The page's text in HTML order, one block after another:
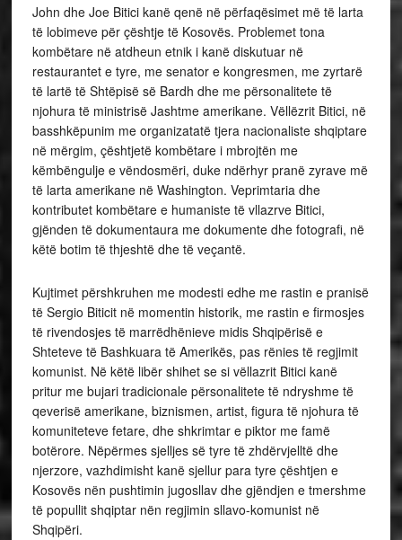
John dhe Joe Bitici kanë qenë në përfaqësimet më të larta
të lobimeve për çështje të Kosovës. Problemet tona
kombëtare në atdheun etnik i kanë diskutuar në
restaurantet e tyre, me senator e kongresmen, me zyrtarë
të lartë të Shtëpisë së Bardh dhe me përsonalitete të
njohura të ministrisë Jashtme amerikane. Vëllëzrit Bitici, në
basshkëpunim me organizatatë tjera nacionaliste shqiptare
në mërgim, çështjetë kombëtare i mbrojtën me
këmbëngulje e vëndosmëri, duke ndërhyr pranë zyrave më
të larta amerikane në Washington. Veprimtaria dhe
kontributet kombëtare e humaniste të vllazrve Bitici,
gjënden të dokumentaura me dokumente dhe fotografi, në
këtë botim të thjeshtë dhe të veçantë.
Kujtimet përshkruhen me modesti edhe me rastin e pranisë
të Sergio Biticit në momentin historik, me rastin e firmosjes
të rivendosjes të marrëdhënieve midis Shqipërisë e
Shteteve të Bashkuara të Amerikës, pas rënies të regjimit
komunist. Në këtë libër shihet se si vëllazrit Bitici kanë
pritur me bujari tradicionale përsonalitete të ndryshme të
qeverisë amerikane, biznismen, artist, figura të njohura të
komuniteteve fetare, dhe shkrimtar e piktor me famë
botërore. Nëpërmes sjelljes së tyre të zhdërvjelltë dhe
njerzore, vazhdimisht kanë sjellur para tyre çështjen e
Kosovës nën pushtimin jugosllav dhe gjëndjen e tmershme
të popullit shqiptar nën regjimin sllavo-komunist në
Shqipëri.